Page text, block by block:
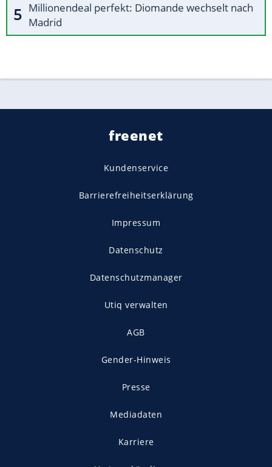
Millionendeal perfekt: Diomande wechselt nach
Madrid
freenet
Kundenservice
Barrierefreiheitserklärung
Impressum
Datenschutz
Datenschutzmanager
Utiq verwalten
AGB
Gender-Hinweis
Presse
Mediadaten
Karriere